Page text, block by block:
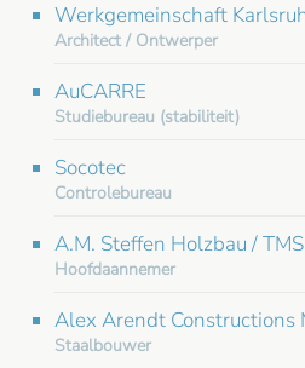
Werkgemeinschaft
Architect / Ontwerper
AuCARRE
Studiebureau (stabiliteit)
Socotec
Controlebureau
A.M. Steffen Holzbau / TMS
Hoofdaannemer
Alex Arendt Constructions
Staalbouwer